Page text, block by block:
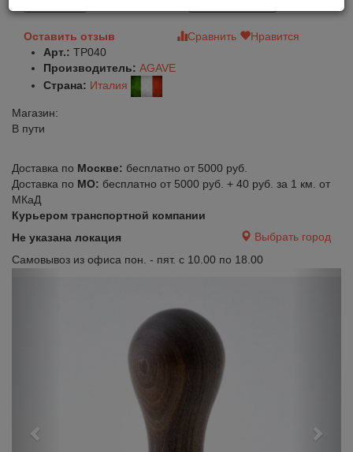
Оставить отзыв Сравнить
Нравится
Арт.: TP040
Производитель: AGAVE
Страна: Италия
Магазин:
В пути
Доставка по Москве: бесплатно от 5000 руб.
Доставка по МО: бесплатно от 5000 руб. + 40 руб. за 1 км. от
МКаД
Курьером транспортной компании
Не указана локация
Выбрать город
Самовывоз из офиса пон. - пят. с 10.00 по 18.00